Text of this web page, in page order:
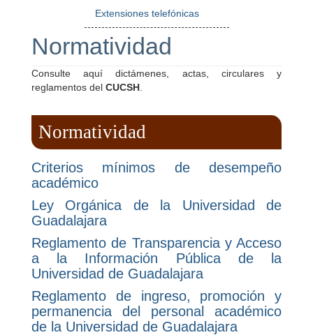
Normatividad
Consulte aquí dictámenes, actas, circulares y
reglamentos del CUCSH
Normatividad
Criterios mínimos de desempeño
académico
Ley Orgánica de la Universidad de
Guadalajara
Reglamento de Transparencia y Acceso
a la Información Pública de la
Universidad de Guadalajara
Reglamento de ingreso, promoción y
permanencia del personal académico
de la Universidad de Guadalajara
Extensiones telefónicas